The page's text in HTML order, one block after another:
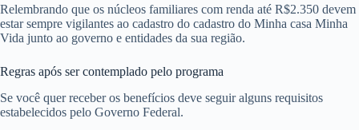
Relembrando que os núcleos familiares com renda até R$2.350 devem
estar sempre vigilantes ao cadastro do cadastro do Minha casa Minha
Vida junto ao governo e entidades da sua região.
Regras após ser contemplado pelo programa
Se você quer receber os benefícios deve seguir alguns requisitos
estabelecidos pelo Governo Federal.